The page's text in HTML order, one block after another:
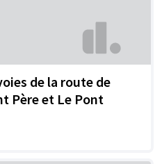
de la route de
Père et Le Pont